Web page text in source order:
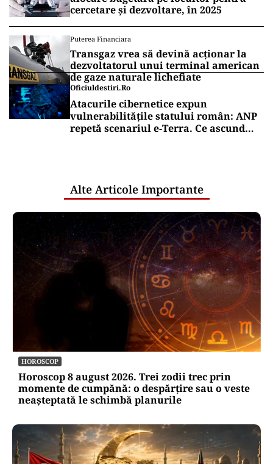
cercetare și dezvoltare, în 2025
Puterea Financiara
Transgaz vrea să devină acționar la
dezvoltatorul unui terminal american
de gaze naturale lichefiate
Oficiuldestiri.ro
Atacurile cibernetice expun
vulnerabilitățile statului român: ANP
repetă scenariul e‑Terra. Ce ascund
Alte Articole Importante
HOROSCOP
Horoscop 8 august 2026. Trei zodii trec prin
momente de cumpănă: o despărțire sau o veste
neașteptată le schimbă planurile